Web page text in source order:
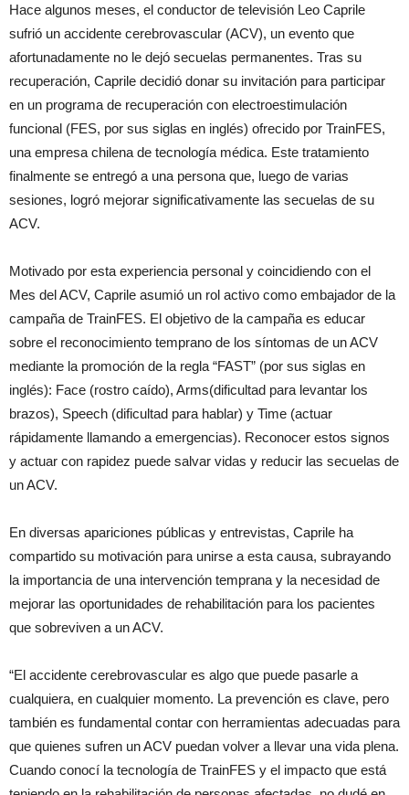
Hace algunos meses, el conductor de televisión Leo Caprile
sufrió un accidente cerebrovascular (ACV), un evento que
afortunadamente no le dejó secuelas permanentes. Tras su
recuperación, Caprile decidió donar su invitación para participar
en un programa de recuperación con electroestimulación
funcional (FES, por sus siglas en inglés) ofrecido por TrainFES,
una empresa chilena de tecnología médica. Este tratamiento
finalmente se entregó a una persona que, luego de varias
sesiones, logró mejorar significativamente las secuelas de su
ACV.
Motivado por esta experiencia personal y coincidiendo con el
Mes del ACV, Caprile asumió un rol activo como embajador de la
campaña de TrainFES. El objetivo de la campaña es educar
sobre el reconocimiento temprano de los síntomas de un ACV
mediante la promoción de la regla “FAST” (por sus siglas en
inglés): Face (rostro caído), Arms(dificultad para levantar los
brazos), Speech (dificultad para hablar) y Time (actuar
rápidamente llamando a emergencias). Reconocer estos signos
y actuar con rapidez puede salvar vidas y reducir las secuelas de
un ACV.
En diversas apariciones públicas y entrevistas, Caprile ha
compartido su motivación para unirse a esta causa, subrayando
la importancia de una intervención temprana y la necesidad de
mejorar las oportunidades de rehabilitación para los pacientes
que sobreviven a un ACV.
“El accidente cerebrovascular es algo que puede pasarle a
cualquiera, en cualquier momento. La prevención es clave, pero
también es fundamental contar con herramientas adecuadas para
que quienes sufren un ACV puedan volver a llevar una vida plena.
Cuando conocí la tecnología de TrainFES y el impacto que está